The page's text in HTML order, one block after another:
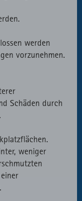
werden
vorzunehmen.
Schäden durch
weniger